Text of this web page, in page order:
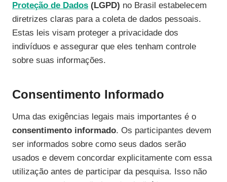
Proteção de Dados (LGPD) no Brasil estabelecem
diretrizes claras para a coleta de dados pessoais.
Estas leis visam proteger a privacidade dos
indivíduos e assegurar que eles tenham controle
sobre suas informações.
Consentimento Informado
Uma das exigências legais mais importantes é o
consentimento informado. Os participantes devem
ser informados sobre como seus dados serão
usados e devem concordar explicitamente com essa
utilização antes de participar da pesquisa. Isso não